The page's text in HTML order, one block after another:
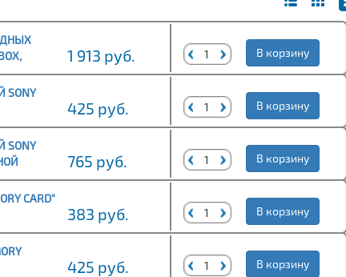
/ PS2 /
1 913 руб. В корзину
425 руб. В корзину
765 руб. В корзину
CARD"
383 руб. В корзину
425 руб. В корзину